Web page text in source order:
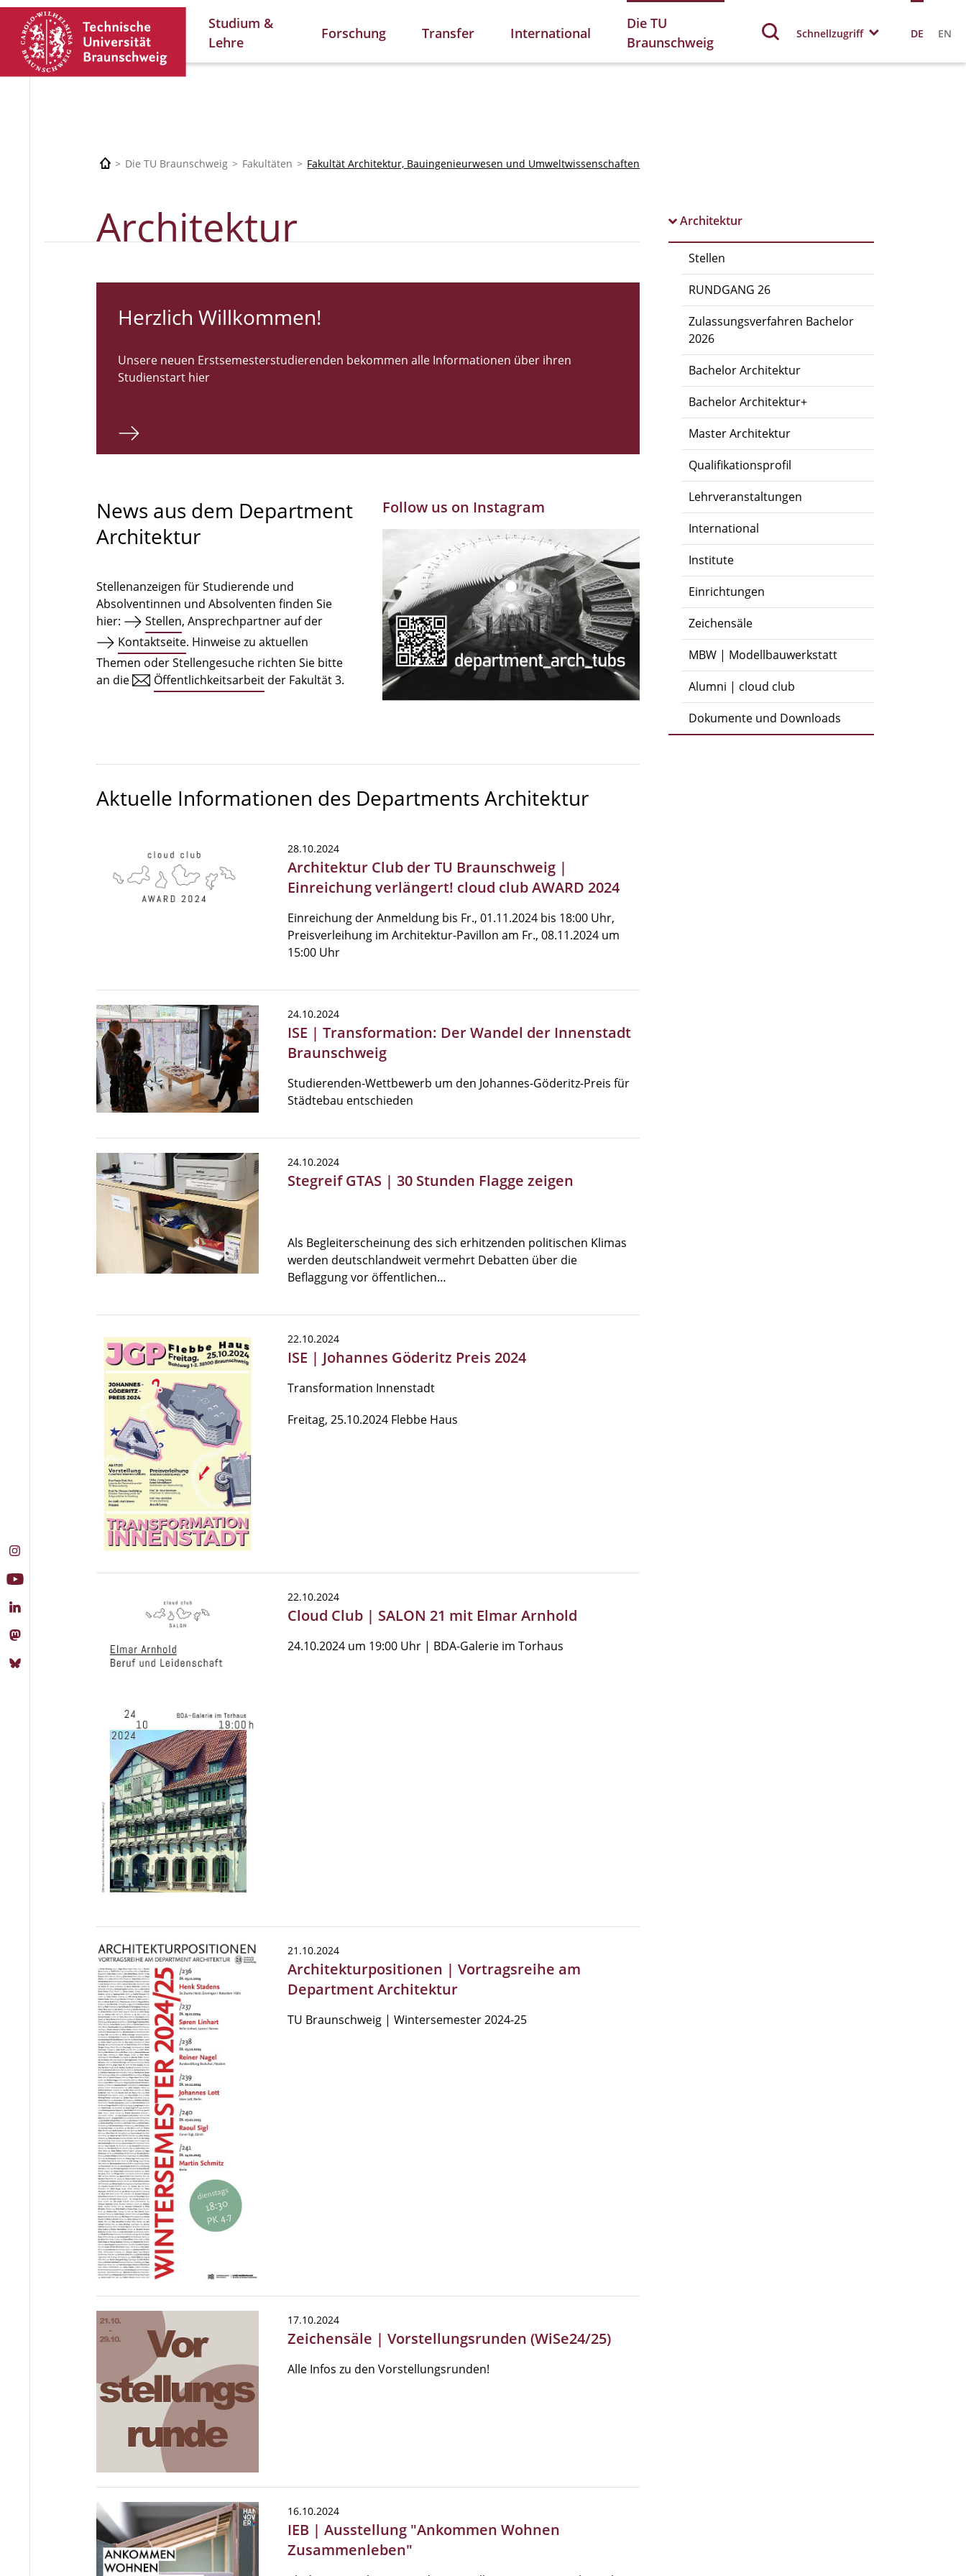
Studium &
Lehre
Forschung Transfer International
Die TU
Braunschweig
Schnellzugriff DE EN
Die TU Braunschweig Fakultäten Fakultät Architektur, Bauingenieurwesen und Umweltwissenschaften
Architektur
Stellen
RUNDGANG 26
Zulassungsverfahren Bachelor
2026
Bachelor Architektur
Bachelor Architektur+
Master Architektur
Qualifikationsprofil
Lehrveranstaltungen
International
Institute
Einrichtungen
Zeichensäle
MBW | Modellbauwerkstatt
Alumni | cloud club
Dokumente und Downloads
Architektur
Herzlich Willkommen!
Unsere neuen Erstsemesterstudierenden bekommen alle Informationen über ihren
Studienstart hier
News aus dem Department
Architektur
Stellenanzeigen für Studierende und
Absolventinnen und Absolventen finden Sie
hier:
Stellen, Ansprechpartner auf der
Kontaktseite. Hinweise zu aktuellen
Themen oder Stellengesuche richten Sie bitte
an die
Öffentlichkeitsarbeit der Fakultät 3.
Follow us on Instagram
Aktuelle Informationen des Departments Architektur
28.10.2024
Architektur Club der TU Braunschweig |
Einreichung verlängert! cloud club AWARD 2024
Einreichung der Anmeldung bis Fr., 01.11.2024 bis 18:00 Uhr,
Preisverleihung im Architektur-Pavillon am Fr., 08.11.2024 um
15:00 Uhr
24.10.2024
ISE | Transformation: Der Wandel der Innenstadt
Braunschweig
Studierenden-Wettbewerb um den Johannes-Göderitz-Preis für
Städtebau entschieden
24.10.2024
Stegreif GTAS | 30 Stunden Flagge zeigen
Als Begleiterscheinung des sich erhitzenden politischen Klimas
werden deutschlandweit vermehrt Debatten über die
Beflaggung vor öffentlichen…
22.10.2024
ISE | Johannes Göderitz Preis 2024
Transformation Innenstadt
Freitag, 25.10.2024 Flebbe Haus
22.10.2024
Cloud Club | SALON 21 mit Elmar Arnhold
24.10.2024 um 19:00 Uhr | BDA-Galerie im Torhaus
21.10.2024
Architekturpositionen | Vortragsreihe am
Department Architektur
TU Braunschweig | Wintersemester 2024-25
17.10.2024
Zeichensäle | Vorstellungsrunden (WiSe24/25)
Alle Infos zu den Vorstellungsrunden!
16.10.2024
IEB | Ausstellung "Ankommen Wohnen
Zusammenleben"